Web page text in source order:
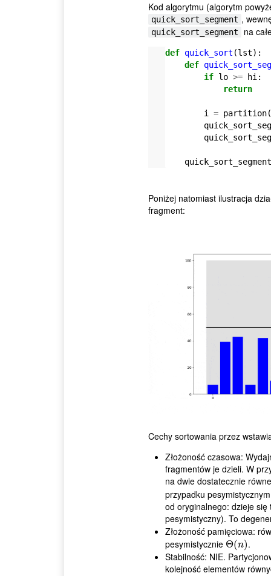
Kod algorytmu (algorytm
quick_sort_segment ,
quick_sort_segment na
def quick_sort (lst):
def
if lo >= hi:
return
i = partition(
quick_sort_segment
Poniżej natomiast ilustracja
fragment:
Cechy sortowania przez
Złożoność czasowa:
fragmentów je dzieli. W
na dwie dostatecznie
przypadku
od oryginalnego: dzieje się
pesymistyczny). To
Złożoność pamięciowa:
pesymistycznie Θ(n)
Θ(n) .
Stabilność: NIE.
kolejność elementów